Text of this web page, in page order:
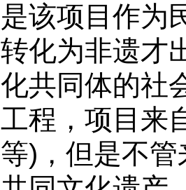
是该项目作为
转化为非遗才
化共同体的社
工程，项目来
等)，但是不